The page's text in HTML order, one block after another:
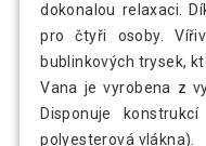
dokonalou relaxaci.
pro čtyři osoby.
bublinkových trysek,
Vana je vyrobena z
Disponuje
polyesterová vlákna).